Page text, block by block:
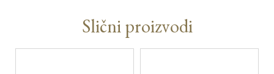
Slični proizvodi